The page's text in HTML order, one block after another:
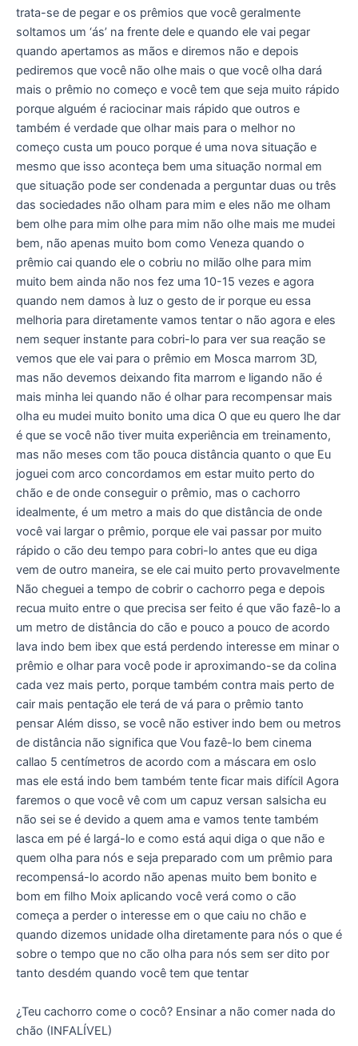
trata-se de pegar e os prêmios que você geralmente
soltamos um ‘ás’ na frente dele e quando ele vai pegar
quando apertamos as mãos e diremos não e depois
pediremos que você não olhe mais o que você olha dará
mais o prêmio no começo e você tem que seja muito rápido
porque alguém é raciocinar mais rápido que outros e
também é verdade que olhar mais para o melhor no
começo custa um pouco porque é uma nova situação e
mesmo que isso aconteça bem uma situação normal em
que situação pode ser condenada a perguntar duas ou três
das sociedades não olham para mim e eles não me olham
bem olhe para mim olhe para mim não olhe mais me mudei
bem, não apenas muito bom como Veneza quando o
prêmio cai quando ele o cobriu no milão olhe para mim
muito bem ainda não nos fez uma 10-15 vezes e agora
quando nem damos à luz o gesto de ir porque eu essa
melhoria para diretamente vamos tentar o não agora e eles
nem sequer instante para cobri-lo para ver sua reação se
vemos que ele vai para o prêmio em Mosca marrom 3D,
mas não devemos deixando fita marrom e ligando não é
mais minha lei quando não é olhar para recompensar mais
olha eu mudei muito bonito uma dica O que eu quero lhe dar
é que se você não tiver muita experiência em treinamento,
mas não meses com tão pouca distância quanto o que Eu
joguei com arco concordamos em estar muito perto do
chão e de onde conseguir o prêmio, mas o cachorro
idealmente, é um metro a mais do que distância de onde
você vai largar o prêmio, porque ele vai passar por muito
rápido o cão deu tempo para cobri-lo antes que eu diga
vem de outro maneira, se ele cai muito perto provavelmente
Não cheguei a tempo de cobrir o cachorro pega e depois
recua muito entre o que precisa ser feito é que vão fazê-lo a
um metro de distância do cão e pouco a pouco de acordo
lava indo bem ibex que está perdendo interesse em minar o
prêmio e olhar para você pode ir aproximando-se da colina
cada vez mais perto, porque também contra mais perto de
cair mais pentação ele terá de vá para o prêmio tanto
pensar Além disso, se você não estiver indo bem ou metros
de distância não significa que Vou fazê-lo bem cinema
callao 5 centímetros de acordo com a máscara em oslo
mas ele está indo bem também tente ficar mais difícil Agora
faremos o que você vê com um capuz versan salsicha eu
não sei se é devido a quem ama e vamos tente também
lasca em pé é largá-lo e como está aqui diga o que não e
quem olha para nós e seja preparado com um prêmio para
recompensá-lo acordo não apenas muito bem bonito e
bom em filho Moix aplicando você verá como o cão
começa a perder o interesse em o que caiu no chão e
quando dizemos unidade olha diretamente para nós o que é
sobre o tempo que no cão olha para nós sem ser dito por
tanto desdém quando você tem que tentar
¿Teu cachorro come o cocô? Ensinar a não comer nada do
chão (INFALÍVEL)